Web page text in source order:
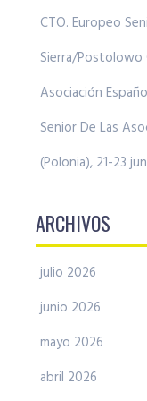
CTO. Europeo
Sierra/Postolowo
Asociación
Senior De Las
(Polonia), 21-23
ARCHIVOS
julio 2026
junio 2026
mayo 2026
abril 2026